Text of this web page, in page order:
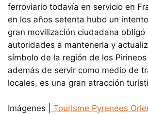
ferroviario todavía en servicio en
en los años setenta hubo un
gran movilización ciudadana obligó
autoridades a mantenerla y
símbolo de la región de los
además de servir como medio de
locales, es una gran atracción
Imágenes | Tourisme Pyrenees